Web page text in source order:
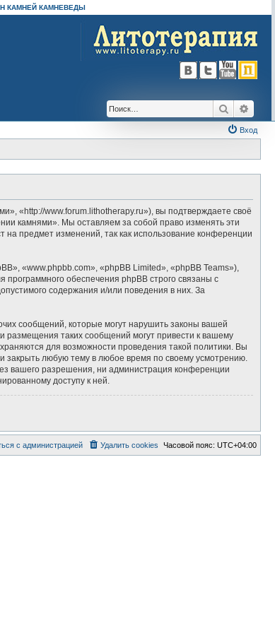
КАМНЕЙ КАМНЕВЕДЫ
Поиск
Вход
«http://www.forum.lithotherapy.ru»), вы подтверждаете своё
камнями». Мы оставляем за собой право изменять эти
предмет изменений, так как использование конференции
«www.phpbb.com», «phpBB Limited», «phpBB Teams»),
программного обеспечения phpBB строго связаны с
содержания и/или поведения в них. За
сообщений, которые могут нарушить законы вашей
размещения таких сообщений могут привести к вашему
для возможности проведения такой политики. Вы
закрыть любую тему в любое время по своему усмотрению.
вашего разрешения, ни администрация конференции
доступу к ней.
Часовой пояс: UTC+04:00
Удалить cookies
с администрацией